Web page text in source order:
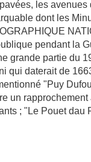
les avenues
dont les
pendant la
grande partie du
qui daterait de
"Puy
un
; "Le Pouet dau